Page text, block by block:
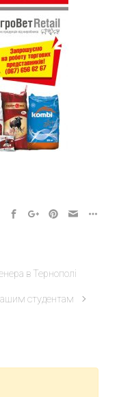
в Тернополі
студентам